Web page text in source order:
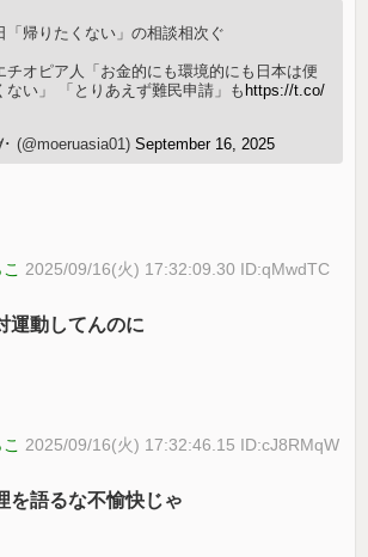
「帰りたくない」の相談相次ぐ
チオピア人「お金的にも環境的にも日本は便
ない」 「とりあえず難民申請」も https://t.co/
(@moeruasia01)September 16, 2025
2025/09/16(火) 17:32:09.30 ID:qMwdTC
運動してんのに
2025/09/16(火) 17:32:46.15 ID:cJ8RMqW
を語るな不愉快じゃ